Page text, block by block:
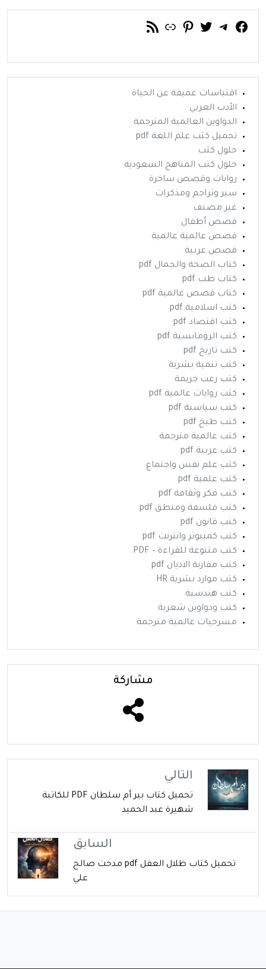
فيسبوك
تيليجرام
تويتربينتريست
رابطخلاصة RSS
اقتباسات عميقة عن الحياة
الأدب العربي
الدواوين العالمية المترجمة
تحميل كتب علم اللغة pdf
حلول كتب
حلول كتب المناهج السعودية
روايات وقصص ساخرة
سير وتراجم ومذكرات
غير مصنف
قصص أطفال
قصص عالمية عالمية
قصص عربية
كتاب الصحة والجمال pdf
كتاب طب pdf
كتاب قصص عالمية pdf
كتب اسلامية pdf
كتب اقتصاد pdf
كتب الرومانسية pdf
كتب تاريخ pdf
كتب تنمية بشرية
كتب رعب جريمة
كتب روايات عالمية pdf
كتب سياسية pdf
كتب طبخ pdf
كتب عالمية مترجمة
كتب عربية pdf
كتب علم نفس واجتماع
كتب علمية pdf
كتب فكر وثقافة pdf
كتب فلسفة ومنطق pdf
كتب قانون pdf
كتب كمبيوتر وانترنت pdf
كتب متنوعة للقراءة – PDF
كتب مقارنة الاديان pdf
كتب موارد بشرية HR
كتب هندسية
كتب ودواوين شعرية
مسرحيات عالمية مترجمة
مشاركة
التالي
تحميل كتاب بير أم سلطان PDF للكاتبة
شهيرة عبد الحميد
السابق
تحميل كتاب ظلال العقل pdf مدحت صالح
علي